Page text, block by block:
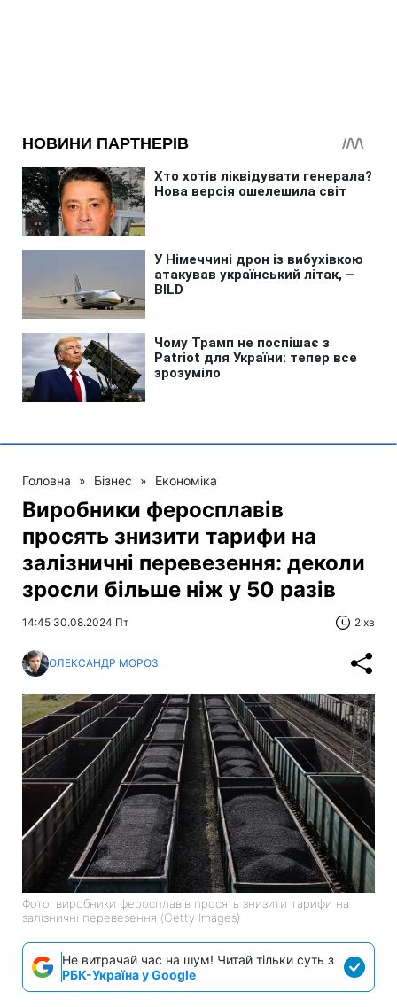
Головна » Бізнес » Економіка
Виробники феросплавів
просять знизити тарифи на
залізничні перевезення: деколи
зросли більше ніж у 50 разів
14:45 30.08.2024 Пт 2 хв
ОЛЕКСАНДР МОРОЗ
Фото: виробники феросплавів просять знизити тарифи на
залізничні перевезення (Getty Images)
Не витрачай час на шум! Читай тільки суть з
РБК-Україна у Google